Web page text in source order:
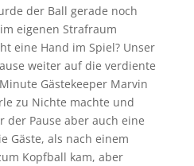
der Ball gerade noch
eigenen Strafraum
eine Hand im Spiel? Unser
weiter auf die verdiente
Gästekeeper Marvin
zu Nichte machte und
der Pause aber auch eine
Gäste, als nach einem
Kopfball kam, aber